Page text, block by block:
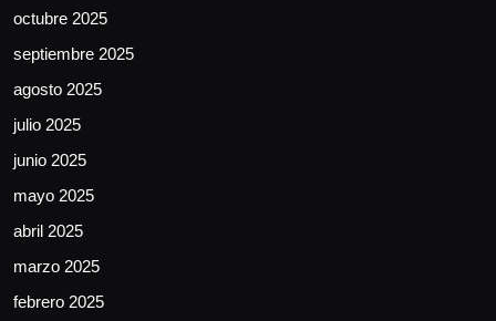
octubre 2025
septiembre 2025
agosto 2025
julio 2025
junio 2025
mayo 2025
abril 2025
marzo 2025
febrero 2025